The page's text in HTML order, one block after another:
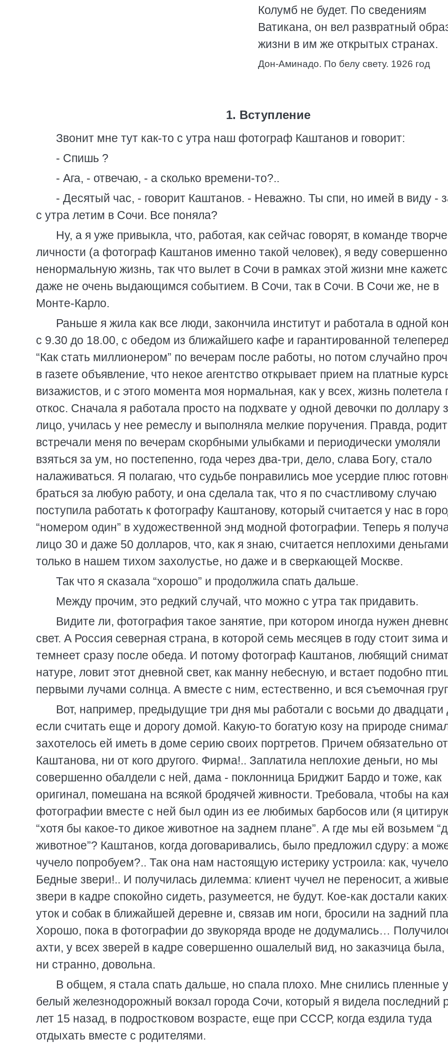
Колумб не будет. По сведениям
Ватикана, он вел развратный
жизни в им же открытых странах.
Дон-Аминадо. По белу свету. 1926 год
1. Вступление
Звонит мне тут как-то с утра наш фотограф Каштанов и говорит:
- Спишь ?
- Ага, - отвечаю, - а сколько времени-то?..
- Десятый час, - говорит Каштанов. - Неважно. Ты спи, но имей в виду -
с утра летим в Сочи. Все поняла?
Ну, а я уже привыкла, что, работая, как сейчас говорят, в команде
личности (а фотограф Каштанов именно такой человек), я веду совершенно
ненормальную жизнь, так что вылет в Сочи в рамках этой жизни мне
даже не очень выдающимся событием. В Сочи, так в Сочи. В Сочи же, не в
Монте-Карло.
Раньше я жила как все люди, закончила институт и работала в одной
с 9.30 до 18.00, с обедом из ближайшего кафе и гарантированной
“Как стать миллионером” по вечерам после работы, но потом случайно
в газете объявление, что некое агентство открывает прием на платные
визажистов, и с этого момента моя нормальная, как у всех, жизнь полетела
откос. Сначала я работала просто на подхвате у одной девочки по доллару
лицо, училась у нее ремеслу и выполняла мелкие поручения. Правда,
встречали меня по вечерам скорбными улыбками и периодически умоляли
взяться за ум, но постепенно, года через два-три, дело, слава Богу, стало
налаживаться. Я полагаю, что судьбе понравились мое усердие плюс
браться за любую работу, и она сделала так, что я по счастливому случаю
поступила работать к фотографу Каштанову, который считается у нас в
“номером один” в художественной энд модной фотографии. Теперь я
лицо 30 и даже 50 долларов, что, как я знаю, считается неплохими
только в нашем тихом захолустье, но даже и в сверкающей Москве.
Так что я сказала “хорошо” и продолжила спать дальше.
Между прочим, это редкий случай, что можно с утра так придавить.
Видите ли, фотография такое занятие, при котором иногда нужен
свет. А Россия северная страна, в которой семь месяцев в году стоит зима и
темнеет сразу после обеда. И потому фотограф Каштанов, любящий
натуре, ловит этот дневной свет, как манну небесную, и встает подобно
первыми лучами солнца. А вместе с ним, естественно, и вся съемочная
Вот, например, предыдущие три дня мы работали с восьми до двадцати
если считать еще и дорогу домой. Какую-то богатую козу на природе
захотелось ей иметь в доме серию своих портретов. Причем обязательно от
Каштанова, ни от кого другого. Фирма!.. Заплатила неплохие деньги, но мы
совершенно обалдели с ней, дама - поклонница Бриджит Бардо и тоже, как
оригинал, помешана на всякой бродячей живности. Требовала, чтобы на
фотографии вместе с ней был один из ее любимых барбосов или (я
“хотя бы какое-то дикое животное на заднем плане”. А где мы ей возьмем
животное”? Каштанов, когда договаривались, было предложил сдуру: а
чучело попробуем?.. Так она нам настоящую истерику устроила: как,
Бедные звери!.. И получилась дилемма: клиент чучел не переносит, а
звери в кадре спокойно сидеть, разумеется, не будут. Кое-как достали
уток и собак в ближайшей деревне и, связав им ноги, бросили на задний
Хорошо, пока в фотографии до звукоряда вроде не додумались…
ахти, у всех зверей в кадре совершенно ошалелый вид, но заказчица была,
ни странно, довольна.
В общем, я стала спать дальше, но спала плохо. Мне снились пленные
белый железнодорожный вокзал города Сочи, который я видела последний
лет 15 назад, в подростковом возрасте, еще при СССР, когда ездила туда
отдыхать вместе с родителями.